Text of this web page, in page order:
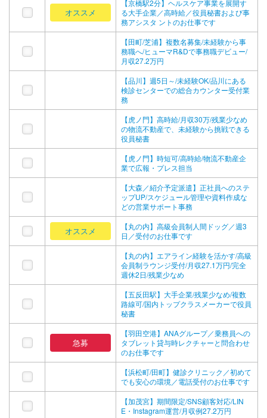
オススメ
【京橋駅2分】ヘルスケア事業を展開す
る大手企業／高時給／役員秘書および事
務アシスタ ントのお仕事です
【田町/芝浦】複数名募集/未経験から事
務職へ/ヒューマR&Dで事務職デビュー/
月収27.2万円
【品川】週5日～/未経験OK/品川にある
検診センターでの総合カウンター受付業
務
【虎ノ門】高時給/月収30万/残業少なめ
の物流不動産で、未経験から挑戦できる
役員秘書
【虎ノ門】時短可/高時給/物流不動産企
業で広報・プレス担当
【大森／紹介予定派遣】正社員へのステ
ップUP/スケジュール管理や資料作成な
どの営業サポート事務
オススメ
【丸の内】高級会員制人間ドッグ／週3
日／受付のお仕事です
【丸の内】エアライン経験を活かす/高級
会員制ラウンジ受付/月収27.1万円/完全
週休2日/残業少なめ
【五反田駅】大手企業/残業少なめ/複数
路線可/国内トップクラスメーカーで役員
秘書
急募
【羽田空港】ANAグループ／乗務員への
タブレット貸与時レクチャーと問合わせ
のお仕事です
【浜松町/田町】健診クリニック／初めて
でも安心の環境／電話受付のお仕事です
【加茂宮】期間限定/SNS顧客対応/LIN
E・Instagram運営/月収例27.2万円